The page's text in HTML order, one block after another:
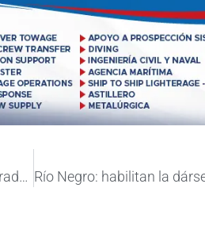
Río Negro: habilitan la dársena de Punta Colorada para reactivar la pesca artesanal